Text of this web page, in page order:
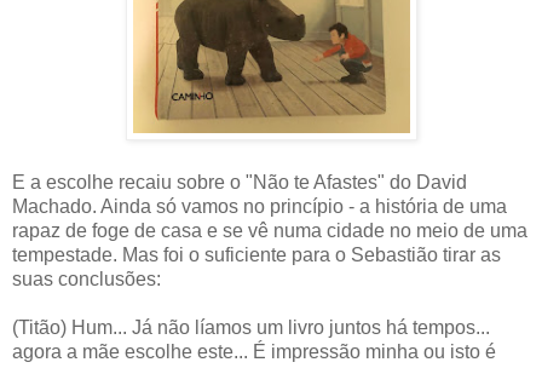
E a escolhe recaiu sobre o "Não te Afastes" do David
Machado. Ainda só vamos no princípio - a história de uma
rapaz de foge de casa e se vê numa cidade no meio de uma
tempestade. Mas foi o suficiente para o Sebastião tirar as
suas conclusões:
(Titão) Hum... Já não líamos um livro juntos há tempos...
agora a mãe escolhe este... É impressão minha ou isto é